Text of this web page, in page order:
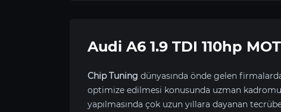
Audi A6 1.9 TDI 110hp
Chip Tuning dünyasında önde gelen
optimize edilmesi konusunda uzman
yapılmasında çok uzun yıllara dayanan